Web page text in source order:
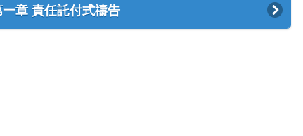
章 責任託付式禱告